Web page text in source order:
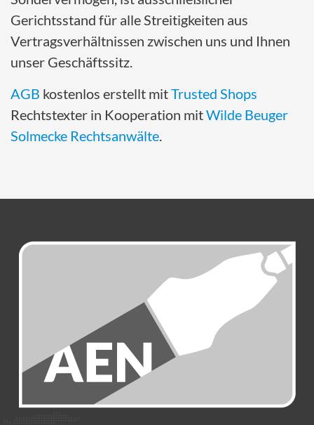
Gerichtsstand für alle Streitigkeiten aus
Vertragsverhältnissen zwischen uns und Ihnen
unser Geschäftssitz.
AGB kostenlos erstellt mitTrusted Shops
Rechtstexter in Kooperation mitWilde Beuger
Solmecke Rechtsanwälte.